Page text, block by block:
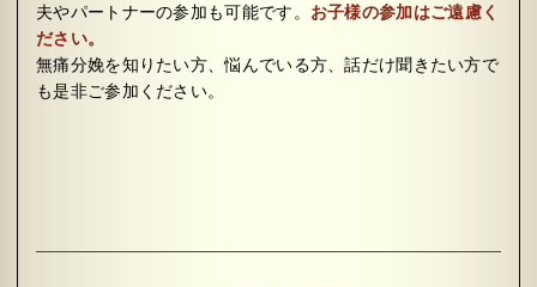
夫やパートナーの参加も可能です。 お子様の参加はご遠慮く
ださい。
無痛分娩を知りたい方、悩んでいる方、話だけ聞きたい方で
も是非ご参加ください。